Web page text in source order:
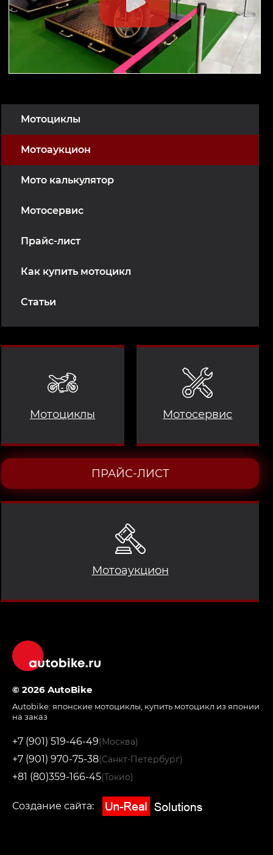
Мотоциклы
Мотоаукцион
Мото калькулятор
Мотосервис
Прайс-лист
Как купить мотоцикл
Статьи
Мотоциклы
Мотоаукцион
Мотосервис
ПРАЙС-ЛИСТ
© 2026 AutoBike
Autobike: японские мотоциклы купить мотоцикл из японии
на заказ
+7 (901) 519-46-49(Москва)
+7 (901) 970-75-38(Санкт-Петербург)
+81 (80)359-166-45(Токио)
Создание сайта: